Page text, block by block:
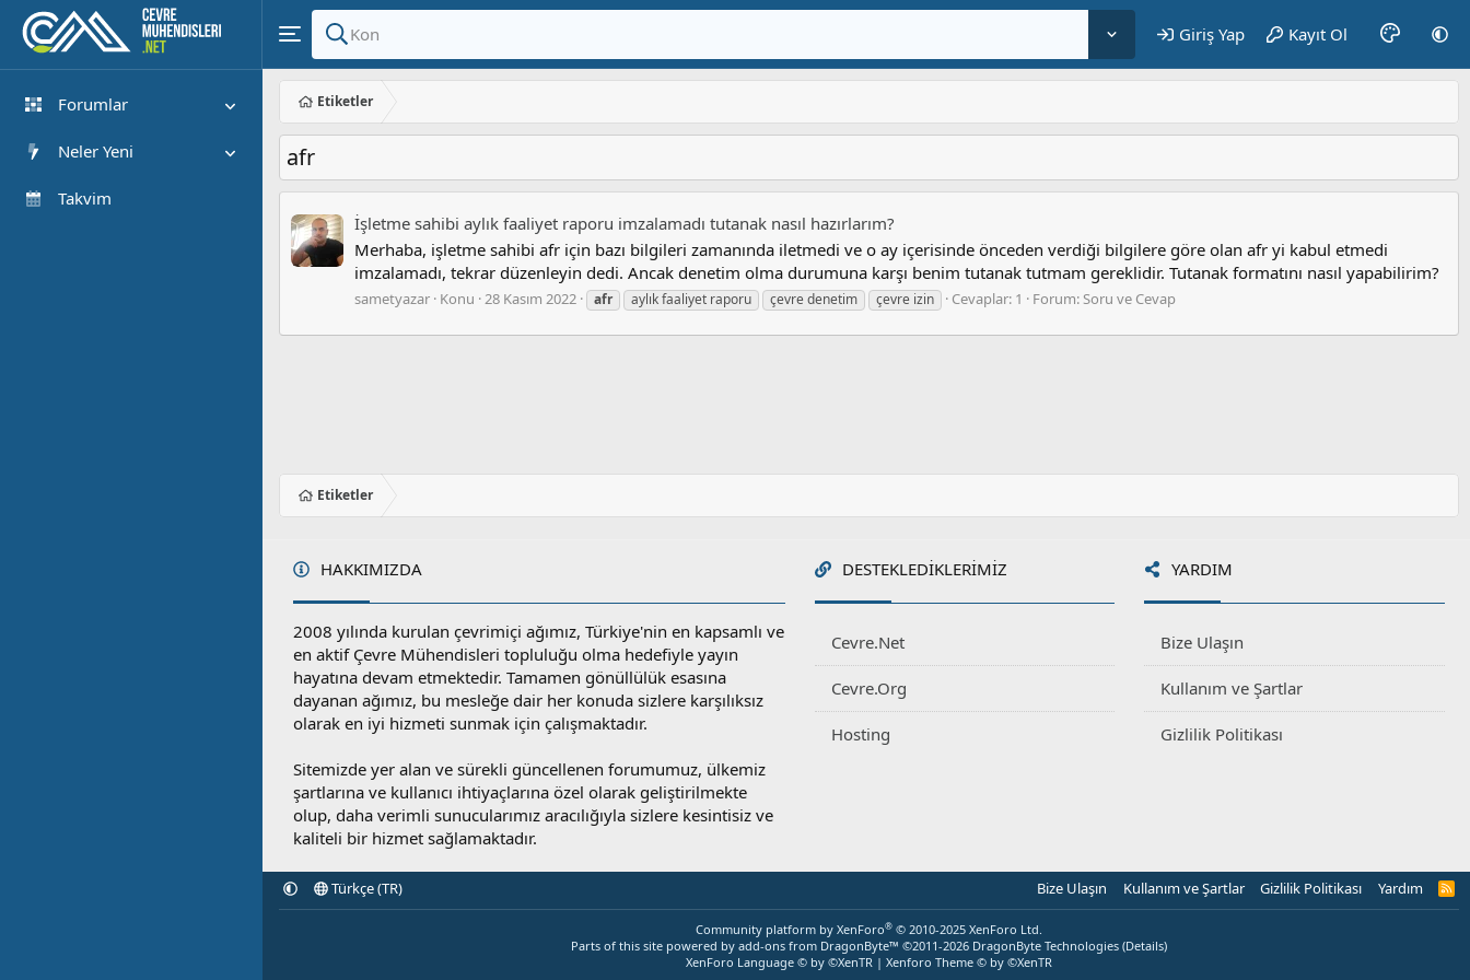
Forumlar
Yeni Mesajlar
Neler Yeni
Öne çıkan içerik
Takvim
Giriş Yap Kayıt Ol
Etiketler
afr
İşletme sahibi aylık faaliyet raporu imzalamadı tutanak nasıl hazırlarım?
Merhaba, işletme sahibi afr için bazı bilgileri zamanında iletmedi ve o ay içerisinde önceden verdiği bilgilere göre olan afr yi kabul etmedi
imzalamadı, tekrar düzenleyin dedi. Ancak denetim olma durumuna karşı benim tutanak tutmam gereklidir. Tutanak formatını nasıl yapabilirim?
sametyazar Konu 28 Kasım 2022 afr aylık faaliyet raporu çevre denetim çevre izin Cevaplar: 1 Forum:Soru ve Cevap
Etiketler
HAKKIMIZDA
2008 yılında kurulan çevrimiçi ağımız, Türkiye'nin en kapsamlı ve
en aktif Çevre Mühendisleri topluluğu olma hedefiyle yayın
hayatına devam etmektedir. Tamamen gönüllülük esasına
dayanan ağımız, bu mesleğe dair her konuda sizlere karşılıksız
olarak en iyi hizmeti sunmak için çalışmaktadır.
Sitemizde yer alan ve sürekli güncellenen forumumuz, ülkemiz
şartlarına ve kullanıcı ihtiyaçlarına özel olarak geliştirilmekte
olup, daha verimli sunucularımız aracılığıyla sizlere kesintisiz ve
kaliteli bir hizmet sağlamaktadır.
DESTEKLEDIKLERIMIZ
Cevre.Net
Cevre.Org
Hosting
YARDIM
Bize Ulaşın
Kullanım ve Şartlar
Gizlilik Politikası
Türkçe (TR) Bize Ulaşın Kullanım ve Şartlar Gizlilik Politikası Yardım
R
Community platform by XenForo® © 2010-2025 XenForo Ltd.
Parts of this site powered by add-ons from DragonByte™ ©2011-2026 DragonByte Technologies (Details)
XenForo Language © by ©XenTR | Xenforo Theme © by ©XenTR